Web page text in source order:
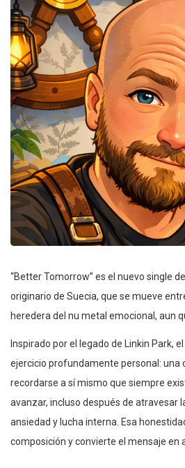
“Better Tomorrow” es el nuevo single
originario de Suecia, que se mueve
heredera del nu metal emocional, aun
Inspirado por el legado de Linkin Park,
ejercicio profundamente personal: una
recordarse a sí mismo que siempre
avanzar, incluso después de atravesar
ansiedad y lucha interna. Esa
composición y convierte el mensaje en